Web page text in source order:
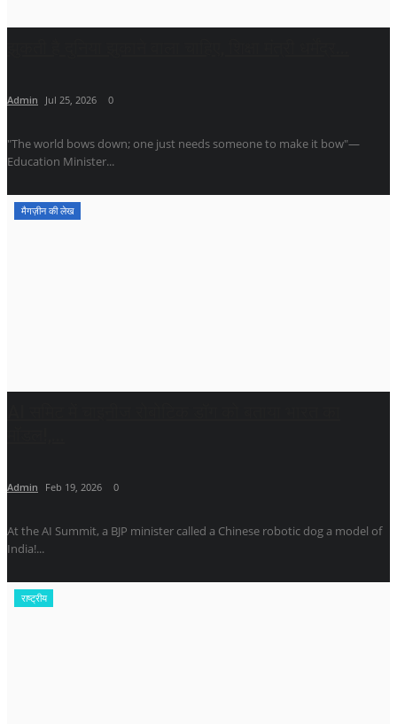
Admin Jul 25, 2026 0
"The world bows down; one just needs someone to make it bow"—
Education Minister...
मैगज़ीन की लेख
Admin Feb 19, 2026 0
At the AI ​​Summit, a BJP minister called a Chinese robotic dog a model of
India!...
राष्ट्रीय